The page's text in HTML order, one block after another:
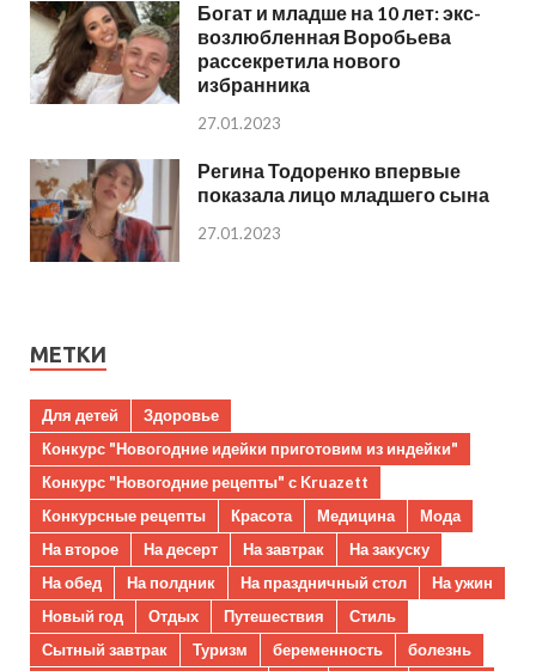
Богат и младше на 10 лет: экс-
возлюбленная Воробьева
рассекретила нового
избранника
27.01.2023
Регина Тодоренко впервые
показала лицо младшего сына
27.01.2023
МЕТКИ
Для детей
Здоровье
Конкурс "Новогодние идейки приготовим из индейки"
Конкурс "Новогодние рецепты" с Kruazett
Конкурсные рецепты
Красота Медицина
Мода
На второе
На десерт На завтрак
На закуску
На обед
На полдник На праздничный стол
На ужин
Новый год
Отдых Путешествия
Стиль
Сытный завтрак
Туризм беременность
болезнь